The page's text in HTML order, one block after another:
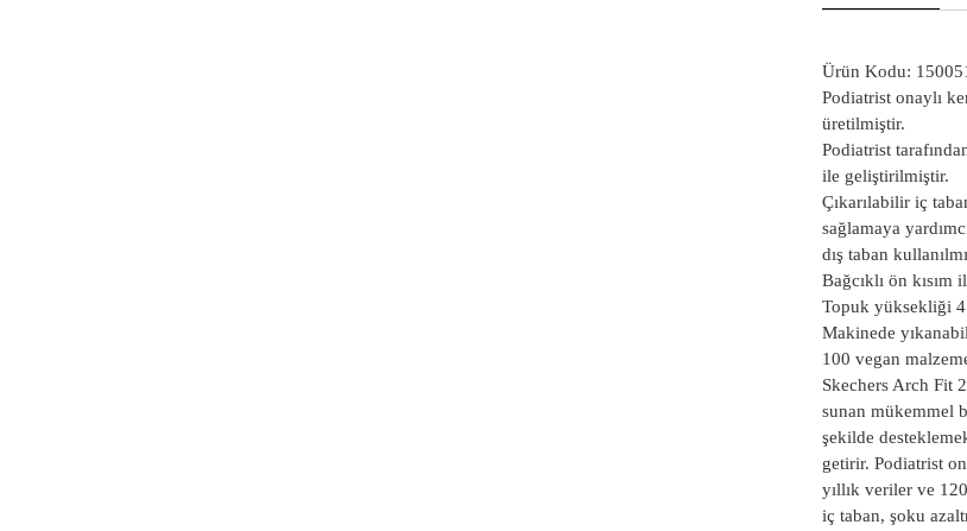
Ürün Kodu:
Podiatrist onaylı
üretilmiştir.
Podiatrist
ile geliştirilmiştir.
Çıkarılabilir iç
sağlamaya
dış taban
Bağcıklı ön kısım
Topuk yüksekliği
Makinede y
100 vegan
Skechers Arch Fit
sunan mükemmel
şekilde
getirir. Podiatrist
yıllık veriler ve
iç taban, şoku